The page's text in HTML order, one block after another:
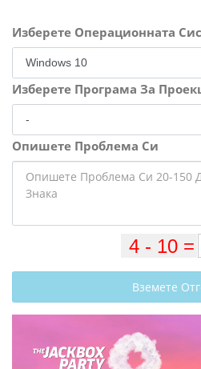
Изберете Операционната
Изберете Програма За
Опишете Проблема Си
Вземете